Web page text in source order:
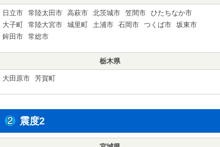
日立市 常陸太田市 高萩市 北茨城市 笠間市
ひたちなか市
大子町
常陸大宮市 城里町 土浦市 石岡市 つくば市
坂東市
鉾田市
常総市
栃木県
大田原市 芳賀町
震度2